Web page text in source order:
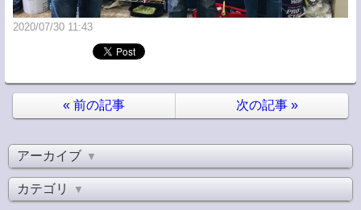
2020/07/30 11:43
« 前の記事 次の記事 »
アーカイブ ▼
カテゴリ ▼